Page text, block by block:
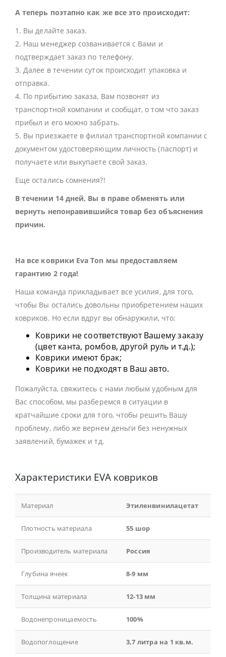
А теперь поэтапно как же все это происходит:
1. Вы делайте заказ.
2. Наш менеджер созванивается с Вами и
подтверждает заказ по телефону.
3. Далее в течении суток происходит упаковка и
отправка.
4. По прибытию заказа, Вам позвонят из
транспортной компании и сообщат, о том что заказ
прибыл и его можно забрать.
5. Вы приезжаете в филиал транспортной компании с
документом удостоверяющим личность (паспорт) и
получаете или выкупаете свой заказ.
Еще остались сомнения?!
В течении 14 дней, Вы в праве обменять или
вернуть непонравившийся товар без объяснения
причин.
На все коврики Eva Ton мы предоставляем
гарантию 2 года!
Наша команда прикладывает все усилия, для того,
чтобы Вы остались довольны приобретением наших
ковриков. Но если вдруг вы обнаружили, что:
Коврики не соответствуют Вашему заказу
(цвет канта, ромбов, другой руль и т.д.);
Коврики имеют брак;
Коврики не подходят в Ваш авто.
Пожалуйста, свяжитесь с нами любым удобным для
Вас способом, мы разберемся в ситуации в
кратчайшие сроки для того, чтобы решить Вашу
проблему, либо же вернем деньги без ненужных
заявлений, бумажек и тд.
Характеристики EVA ковриков
Материал Этиленвинилацетат
Плотность материала 55 шор
Производитель материала Россия
Глубина ячеек 8-9 мм
Толщина материала 12-13 мм
Водонепроницаемость 100%
Водопоглощение 3,7 литра на 1 кв.м.